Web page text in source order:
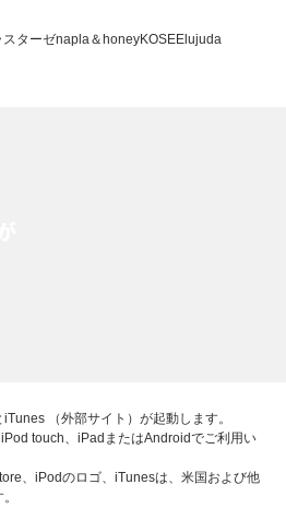
スターゼnapla＆honeyKOSEElujuda
（外部サイト）が起動します。
touch、iPadまたはAndroidでご利用い
、iPodのロゴ、iTunesは、米国および他